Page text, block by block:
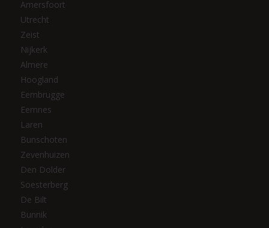
Amersfoort
Utrecht
Zeist
Nijkerk
Almere
Hoogland
Eembrugge
Eemnes
Laren
Bunschoten
Zevenhuizen
Den Dolder
Soesterberg
De Bilt
Bunnik